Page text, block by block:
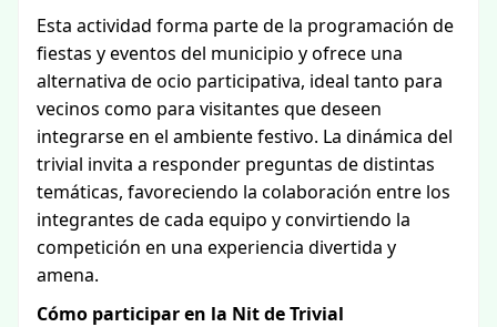
Esta actividad forma parte de la programación de
fiestas y eventos del municipio y ofrece una
alternativa de ocio participativa, ideal tanto para
vecinos como para visitantes que deseen
integrarse en el ambiente festivo. La dinámica del
trivial invita a responder preguntas de distintas
temáticas, favoreciendo la colaboración entre los
integrantes de cada equipo y convirtiendo la
competición en una experiencia divertida y
amena.
Cómo participar en la Nit de Trivial